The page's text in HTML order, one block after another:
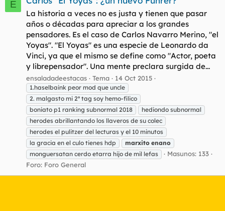
E
La historia a veces no es justa y tienen que pasar
años o décadas para apreciar a los grandes
pensadores. Es el caso de Carlos Navarro Merino, "el
Yoyas". "El Yoyas" es una especie de Leonardo da
Vinci, ya que el mismo se define como "Actor, poeta
y librepensador". Una mente preclara surgida de...
ensaladadeestacas Tema 14 Oct 2015
1.haselbaink peor mod que uncle
2. malgasto mi 2º tag soy hemo-filico
boniato p1 ranking subnormal 2018
hediondo subnormal
herodes abrillantando los llaveros de su colec
herodes el pulitzer del lecturas y el 10 minutos
la gracia en el culo tienes hdp
marxito enano
monguersatan cerdo etarra hijo de mil lefas
Masunos: 133
Foro: Foro General